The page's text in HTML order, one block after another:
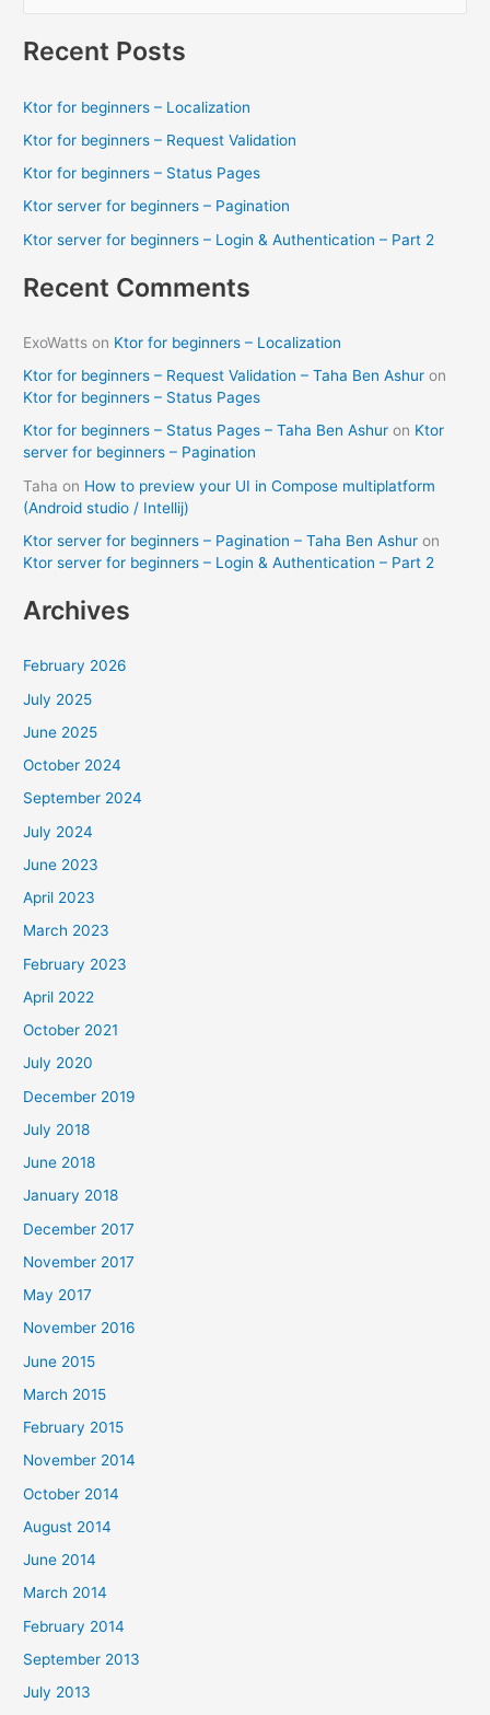
r
o
r
:
Recent Posts
Ktor for beginners – Localization
Ktor for beginners – Request Validation
Ktor for beginners – Status Pages
Ktor server for beginners – Pagination
Ktor server for beginners – Login & Authentication – Part 2
Recent Comments
ExoWatts on Ktor for beginners – Localization
Ktor for beginners – Request Validation – Taha Ben Ashur on
Ktor for beginners – Status Pages
Ktor for beginners – Status Pages – Taha Ben Ashur on Ktor
server for beginners – Pagination
Taha on How to preview your UI in Compose multiplatform
(Android studio / Intellij)
Ktor server for beginners – Pagination – Taha Ben Ashur on
Ktor server for beginners – Login & Authentication – Part 2
Archives
February 2026
July 2025
June 2025
October 2024
September 2024
July 2024
June 2023
April 2023
March 2023
February 2023
April 2022
October 2021
July 2020
December 2019
July 2018
June 2018
January 2018
December 2017
November 2017
May 2017
November 2016
June 2015
March 2015
February 2015
November 2014
October 2014
August 2014
June 2014
March 2014
February 2014
September 2013
July 2013